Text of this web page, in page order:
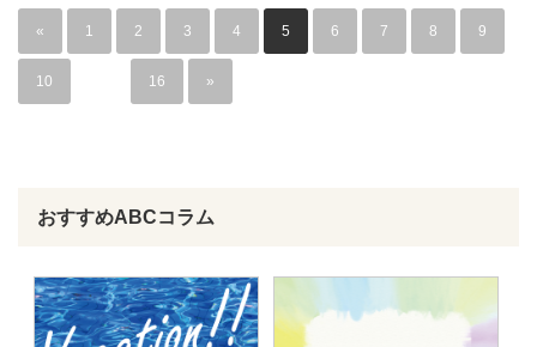
« 1 2 3 4 5 6 7 8 9
10 16 »
おすすめABCコラム